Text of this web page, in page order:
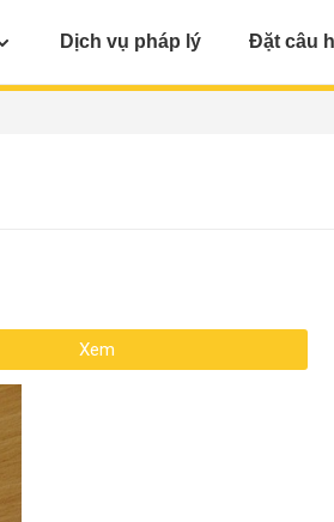
Dịch vụ pháp lý Đặt câu
Xem